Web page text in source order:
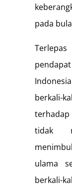
pada
berkali-
tidak
ulama
berkali-